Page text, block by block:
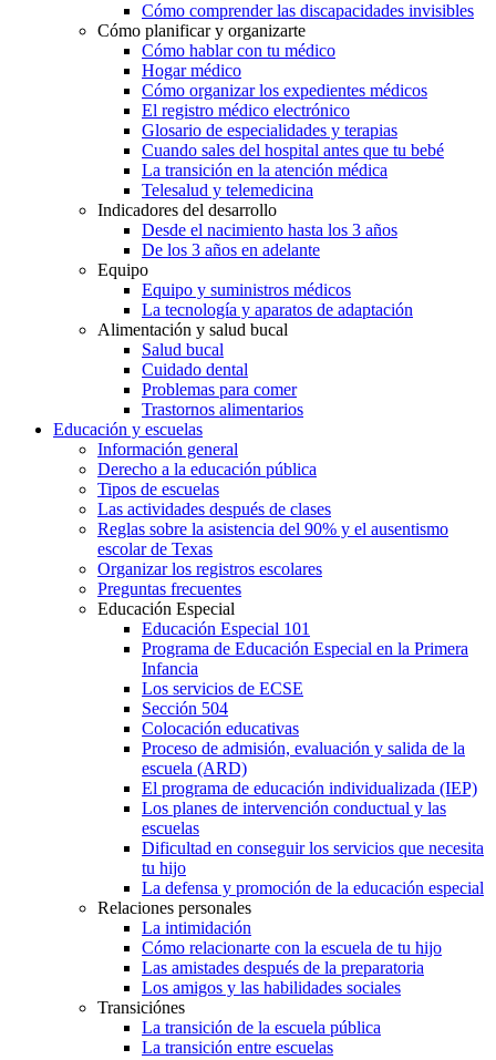
Cómo comprender las discapacidades invisibles
Cómo planificar y organizarte
Cómo hablar con tu médico
Hogar médico
Cómo organizar los expedientes médicos
El registro médico electrónico
Glosario de especialidades y terapias
Cuando sales del hospital antes que tu bebé
La transición en la atención médica
Telesalud y telemedicina
Indicadores del desarrollo
Desde el nacimiento hasta los 3 años
De los 3 años en adelante
Equipo
Equipo y suministros médicos
La tecnología y aparatos de adaptación
Alimentación y salud bucal
Salud bucal
Cuidado dental
Problemas para comer
Trastornos alimentarios
Educación y escuelas
Información general
Derecho a la educación pública
Tipos de escuelas
Las actividades después de clases
Reglas sobre la asistencia del 90% y el ausentismo
escolar de Texas
Organizar los registros escolares
Preguntas frecuentes
Educación Especial
Educación Especial 101
Programa de Educación Especial en la Primera
Infancia
Los servicios de ECSE
Sección 504
Colocación educativas
Proceso de admisión, evaluación y salida de la
escuela (ARD)
El programa de educación individualizada (IEP)
Los planes de intervención conductual y las
escuelas
Dificultad en conseguir los servicios que necesita
tu hijo
La defensa y promoción de la educación especial
Relaciones personales
La intimidación
Cómo relacionarte con la escuela de tu hijo
Las amistades después de la preparatoria
Los amigos y las habilidades sociales
Transiciónes
La transición de la escuela pública
La transición entre escuelas